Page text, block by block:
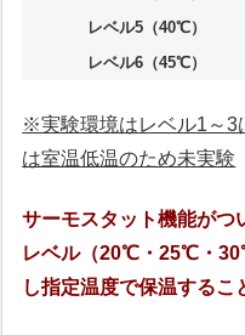
レベル5（40℃）
レベル6（45℃）
※実験環境はレベル1～
は室温低温のため未実験
サーモスタット機能がつ
レベル（20℃・25℃・
し指定温度で保温するこ